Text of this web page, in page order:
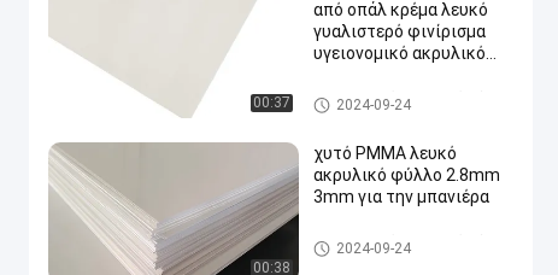
00:37
από οπάλ κρέμα λευκό
γυαλιστερό φινίρισμα
υγειονομικό ακρυλικό
σπιτιού
Υγειονομικά ακρυλικά φύλλα
2024-09-24
00:38
χυτό PMMA λευκό
ακρυλικό φύλλο 2.8mm
3mm για την μπανιέρα
Υγειονομικά ακρυλικά φύλλα
2024-09-24